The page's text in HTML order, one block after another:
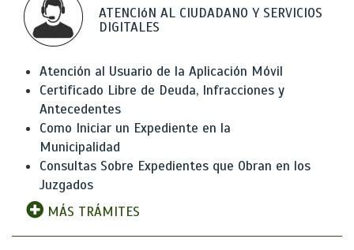
ATENCIóN AL CIUDADANO Y SERVICIOS
DIGITALES
Atención al Usuario de la Aplicación Móvil
Certificado Libre de Deuda, Infracciones y
Antecedentes
Como Iniciar un Expediente en la
Municipalidad
Consultas Sobre Expedientes que Obran en los
Juzgados
MÁS TRÁMITES